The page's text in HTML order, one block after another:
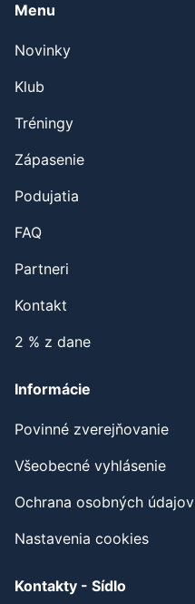
Menu
Novinky
Klub
Tréningy
Zápasenie
Podujatia
FAQ
Partneri
Kontakt
2 % z dane
Informácie
Povinné zverejňovanie
Všeobecné vyhlásenie
Ochrana osobných údajov
Nastavenia cookies
Kontakty - Sídlo